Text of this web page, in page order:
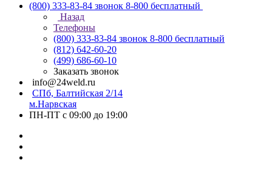
(800) 333-83-84 звонок 8-800 бесплатный
Назад
Телефоны
(800) 333-83-84 звонок 8-800 бесплатный
(812) 642-60-20
(499) 686-60-10
Заказать звонок
info@24weld.ru
СПб, Балтийская 2/14
м.Нарвская
ПН-ПТ с 09:00 до 19:00